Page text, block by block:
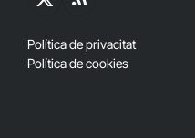
X
RSS
Política de privacitat
Política de cookies